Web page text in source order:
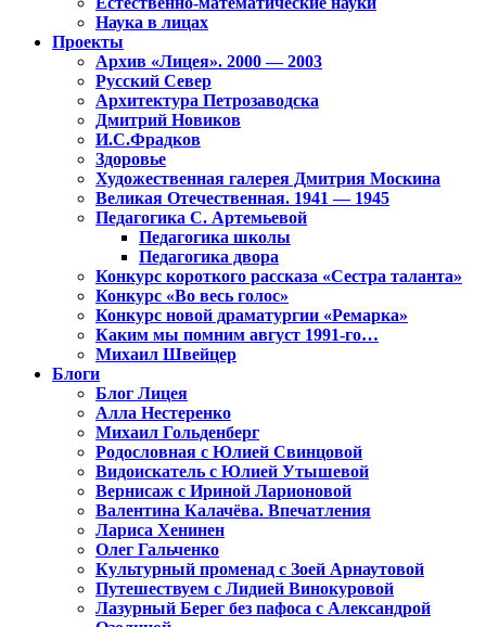
Наука в лицах
Проекты
Архив «Лицея». 2000 — 2003
Русский Север
Архитектура Петрозаводска
Дмитрий Новиков
И.С.Фрадков
Здоровье
Художественная галерея Дмитрия Москина
Великая Отечественная. 1941 — 1945
Педагогика С. Артемьевой
Педагогика школы
Педагогика двора
Конкурс короткого рассказа «Сестра таланта»
Конкурс «Во весь голос»
Конкурс новой драматургии «Ремарка»
Каким мы помним август 1991-го…
Михаил Швейцер
Блоги
Блог Лицея
Алла Нестеренко
Михаил Гольденберг
Родословная с Юлией Свинцовой
Видоискатель с Юлией Утышевой
Вернисаж с Ириной Ларионовой
Валентина Калачёва. Впечатления
Лариса Хенинен
Олег Гальченко
Культурный променад с Зоей Арнаутовой
Путешествуем с Лидией Винокуровой
Лазурный Берег без пафоса с Александрой